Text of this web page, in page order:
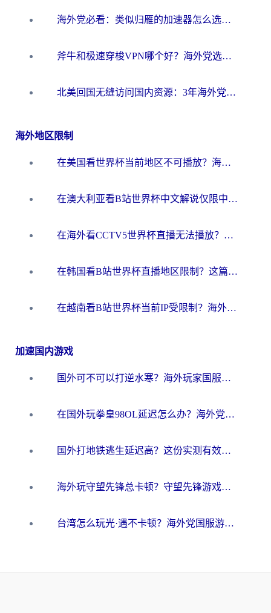
海外党必看：类似归雁的加速器怎么选？一篇搞定无缝访问国内资源
斧牛和极速穿梭VPN哪个好？海外党选回国加速器必看的真实对比与避坑指南
北美回国无缝访问国内资源：3年海外党亲测的加速器选择指南
海外地区限制
在美国看世界杯当前地区不可播放？海外党体育观赛终极指南来了！
在澳大利亚看B站世界杯中文解说仅限中国大陆？这篇指南帮你打破限制看遍赛事
在海外看CCTV5世界杯直播无法播放？这篇指南让你和国内球迷同步呐喊
在韩国看B站世界杯直播地区限制？这篇指南让你告别“当前地区不可播放”
在越南看B站世界杯当前IP受限制？海外党体育观赛终极指南来了
加速国内游戏
国外可不可以打逆水寒？海外玩家国服畅玩终极指南（附漫威荒野乱斗加速方案）
在国外玩拳皇98OL延迟怎么办？海外党亲测有效的低延迟指南
国外打地铁逃生延迟高？这份实测有效的低延迟指南帮你吃鸡
海外玩守望先锋总卡顿？守望先锋游戏加速器在哪里买&避坑指南（附欧洲非洲游戏实测）
台湾怎么玩光·遇不卡顿？海外党国服游戏加速终极攻略（附实测体验）